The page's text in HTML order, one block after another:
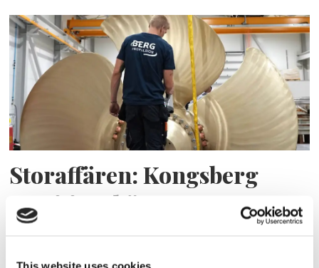
This website uses cookies
Storaffären: Kongsberg
Maritime köper Berg
Propulsion